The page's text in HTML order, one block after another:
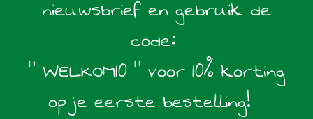
nieuwsbrief en gebruik de
code:
" WELKOM10 " voor 10% korting
op je eerste bestelling!